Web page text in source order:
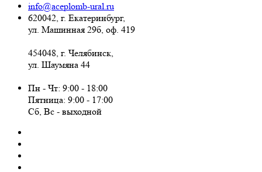
info@aceplomb-ural.ru
620042, г. Екатеринбург,
ул. Машинная 29б, оф. 419
454048, г. Челябинск,
ул. Шаумяна 44
Пн - Чт: 9:00 - 18:00
Пятница: 9:00 - 17:00
Сб, Вc - выходной